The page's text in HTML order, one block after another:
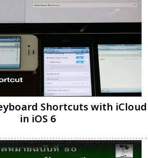
Shortcuts with iCloud
in iOS 6